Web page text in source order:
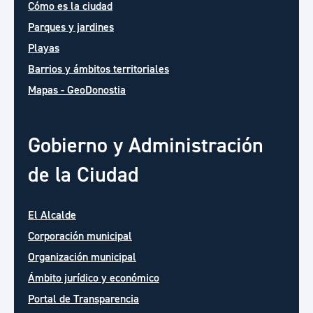
Cómo es la ciudad
Parques y jardines
Playas
Barrios y ámbitos territoriales
Mapas - GeoDonostia
Gobierno y Administración
de la Ciudad
El Alcalde
Corporación municipal
Organización municipal
Ámbito jurídico y económico
Portal de Transparencia